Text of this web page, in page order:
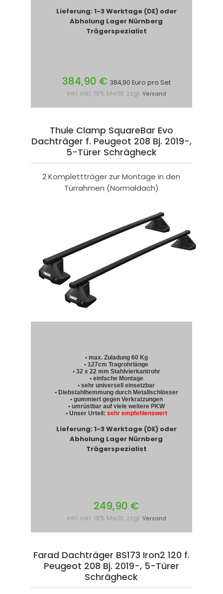
Lieferung: 1-3 Werktage (DE) oder
Abholung Lager Nürnberg
Trägerspezialist
384,90 € 384,90 Euro pro Set
inkl. inkl. 19% MwSt. zzgl. Versand
Thule Clamp SquareBar Evo
Dachträger f. Peugeot 208 Bj. 2019-,
5-Türer Schrägheck
2 Komplettträger zur Montage in den
Türrahmen (Normaldach)
• max. Zuladung 60 Kg
• 127cm Tragrohrlänge
• 32 x 22 mm Stahlvierkantrohr
• einfache Montage
• sehr universell einsetzbar
• Diebstahlhemmung durch Metallschlösser
• gummiert gegen Verkratzungen
• umrüstbar auf viele weitere PKW
• Unser Urteil: sehr empfehlenswert
Lieferung: 1-3 Werktage (DE) oder
Abholung Lager Nürnberg
Trägerspezialist
249,90 €
inkl. inkl. 19% MwSt. zzgl. Versand
Farad Dachträger BS173 Iron2 120 f.
Peugeot 208 Bj. 2019-, 5-Türer
Schrägheck